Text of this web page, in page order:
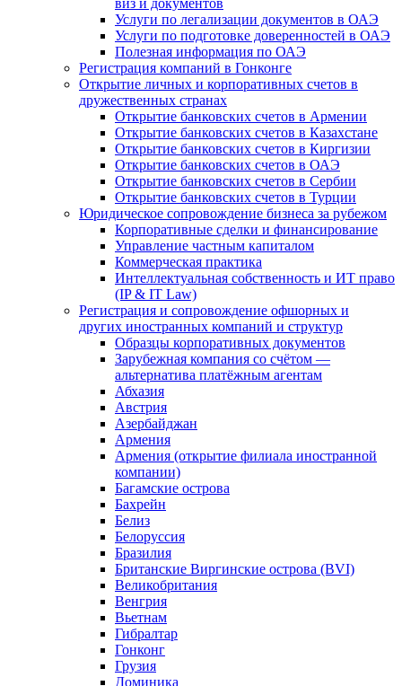
виз и документов
Услуги по легализации документов в ОАЭ
Услуги по подготовке доверенностей в ОАЭ
Полезная информация по ОАЭ
Регистрация компаний в Гонконге
Открытие личных и корпоративных счетов в
дружественных странах
Открытие банковских счетов в Армении
Открытие банковских счетов в Казахстане
Открытие банковских счетов в Киргизии
Открытие банковских счетов в ОАЭ
Открытие банковских счетов в Сербии
Открытие банковских счетов в Турции
Юридическое сопровождение бизнеса за рубежом
Корпоративные сделки и финансирование
Управление частным капиталом
Коммерческая практика
Интеллектуальная собственность и ИТ право
(IP & IT Law)
Регистрация и сопровождение офшорных и
других иностранных компаний и структур
Образцы корпоративных документов
Зарубежная компания со счётом —
альтернатива платёжным агентам
Абхазия
Австрия
Азербайджан
Армения
Армения (открытие филиала иностранной
компании)
Багамские острова
Бахрейн
Белиз
Белоруссия
Бразилия
Британские Виргинские острова (BVI)
Великобритания
Венгрия
Вьетнам
Гибралтар
Гонконг
Грузия
Доминика